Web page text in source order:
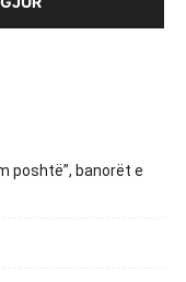
poshtë”, banorët e